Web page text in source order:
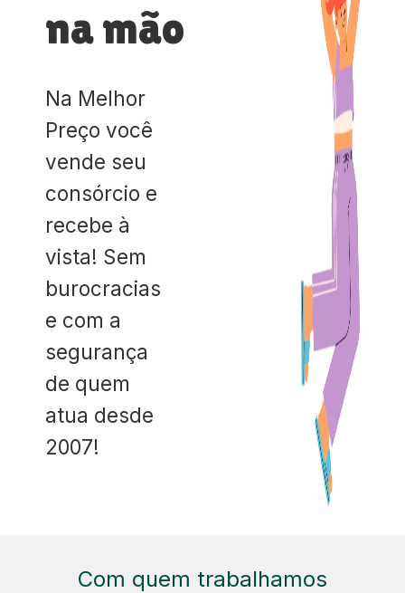
na mão
Na Melhor
Preço você
vende seu
consórcio e
recebe à
vista! Sem
burocracias
e com a
segurança
de quem
atua desde
2007!
Com quem trabalhamos